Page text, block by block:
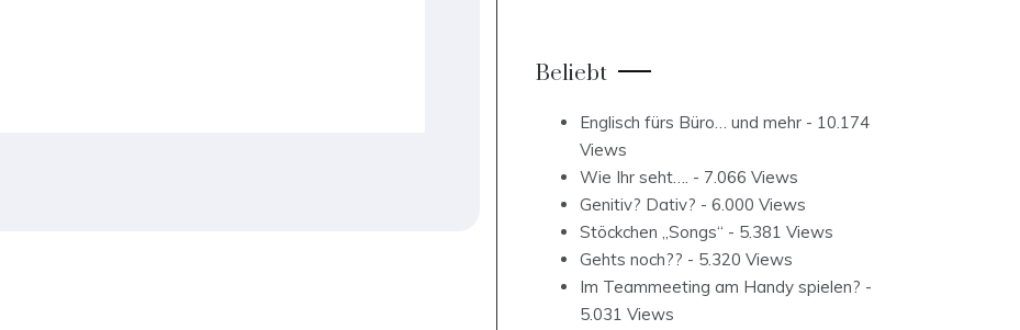
Beliebt
Englisch fürs Büro… und mehr - 10.174
Views
Wie Ihr seht…. - 7.066 Views
Genitiv? Dativ? - 6.000 Views
Stöckchen „Songs“ - 5.381 Views
Gehts noch?? - 5.320 Views
Im Teammeeting am Handy spielen? -
5.031 Views